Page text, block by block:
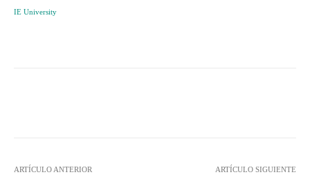
IE University
ARTÍCULO ANTERIOR ARTÍCULO SIGUIENTE